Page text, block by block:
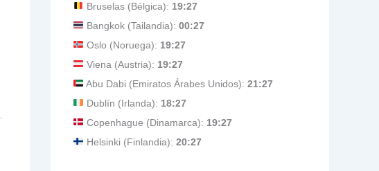
Bruselas (Bélgica): 19:27
Bangkok (Tailandia): 00:27
Oslo (Noruega): 19:27
Viena (Austria): 19:27
Abu Dabi (Emiratos Árabes Unidos): 21:27
Dublín (Irlanda): 18:27
Copenhague (Dinamarca): 19:27
Helsinki (Finlandia): 20:27